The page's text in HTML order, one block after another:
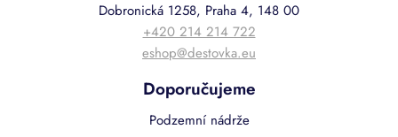
Dobronická 1258, Praha 4, 148 00
+420 214 214 722
eshop@destovka.eu
Doporučujeme
Podzemní nádrže